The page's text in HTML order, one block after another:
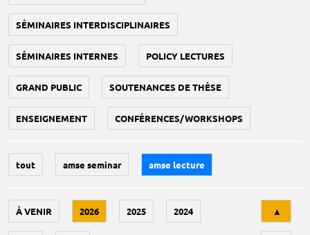
SÉMINAIRES INTERDISCIPLINAIRES
SÉMINAIRES INTERNES POLICY LECTURES
GRAND PUBLIC SOUTENANCES DE THÈSE
ENSEIGNEMENT CONFÉRENCES/WORKSHOPS
tout amse seminar amse lecture
À VENIR 2026 2025 2024 ▲